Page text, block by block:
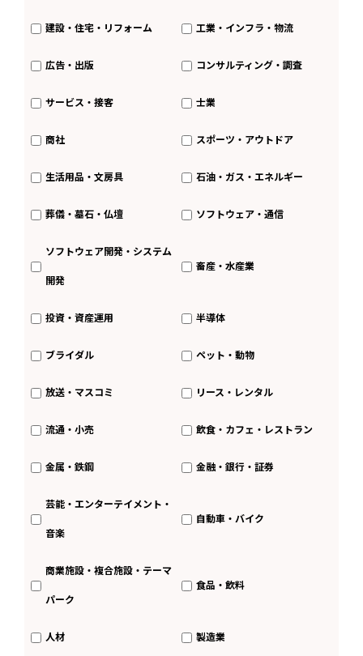
建設・住宅・リフォーム 工業・インフラ・物流
広告・出版 コンサルティング・調査
サービス・接客 士業
商社 スポーツ・アウトドア
生活用品・文房具 石油・ガス・エネルギー
葬儀・墓石・仏壇 ソフトウェア・通信
ソフトウェア開発・システム
開発
畜産・水産業
投資・資産運用 半導体
ブライダル ペット・動物
放送・マスコミ リース・レンタル
流通・小売 飲食・カフェ・レストラン
金属・鉄鋼 金融・銀行・証券
芸能・エンターテイメント・
音楽
自動車・バイク
商業施設・複合施設・テーマ
パーク
食品・飲料
人材 製造業